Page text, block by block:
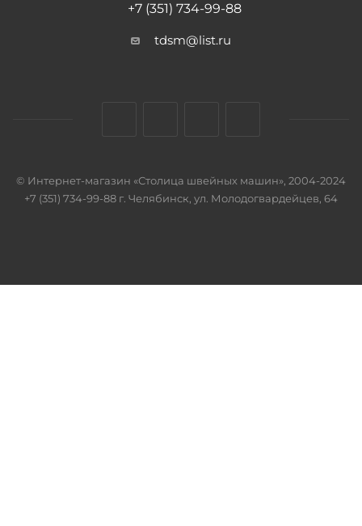
+7 (351) 734-99-88
tdsm@list.ru
© Интернет-магазин «Столица швейных машин», 2004-2024
+7 (351) 734-99-88 г. Челябинск, ул. Молодогвардейцев, 64